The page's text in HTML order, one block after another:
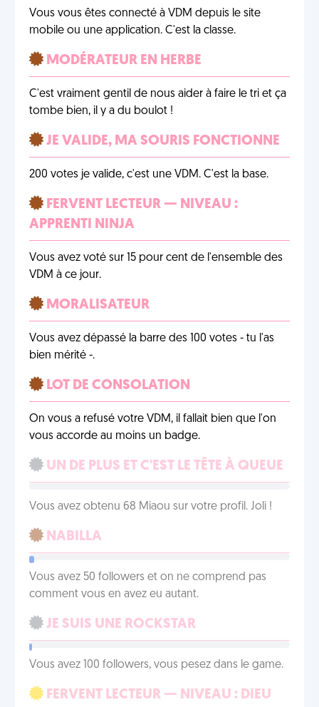
Vous vous êtes connecté à VDM depuis le site
mobile ou une application. C'est la classe.
MODÉRATEUR EN HERBE
C'est vraiment gentil de nous aider à faire le tri et ça
tombe bien, il y a du boulot !
JE VALIDE, MA SOURIS FONCTIONNE
200 votes je valide, c'est une VDM. C'est la base.
FERVENT LECTEUR — NIVEAU :
APPRENTI NINJA
Vous avez voté sur 15 pour cent de l'ensemble des
VDM à ce jour.
MORALISATEUR
Vous avez dépassé la barre des 100 votes - tu l'as
bien mérité -.
LOT DE CONSOLATION
On vous a refusé votre VDM, il fallait bien que l'on
vous accorde au moins un badge.
UN DE PLUS ET C'EST LE TÊTE À QUEUE
Vous avez obtenu 68 Miaou sur votre profil. Joli !
NABILLA
Vous avez 50 followers et on ne comprend pas
comment vous en avez eu autant.
JE SUIS UNE ROCKSTAR
Vous avez 100 followers, vous pesez dans le game.
FERVENT LECTEUR — NIVEAU : DIEU